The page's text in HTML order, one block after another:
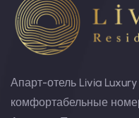
Апарт-отель Livia
комфортабельные